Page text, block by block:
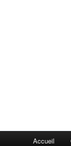
Accueil